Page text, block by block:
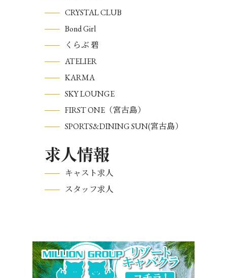
CRYSTAL CLUB
Bond Girl
くらぶ 碧
ATELIER
KARMA
SKY LOUNGE
FIRST ONE（宮古島）
SPORTS&DINING SUN(宮古島）
求人情報
キャスト求人
スタッフ求人